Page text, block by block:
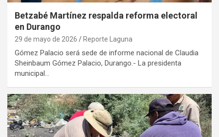
Betzabé Martínez respalda reforma electoral
en Durango
29 de mayo de 2026 Reporte Laguna
Gómez Palacio será sede de informe nacional de Claudia
Sheinbaum Gómez Palacio, Durango.- La presidenta
municipal…